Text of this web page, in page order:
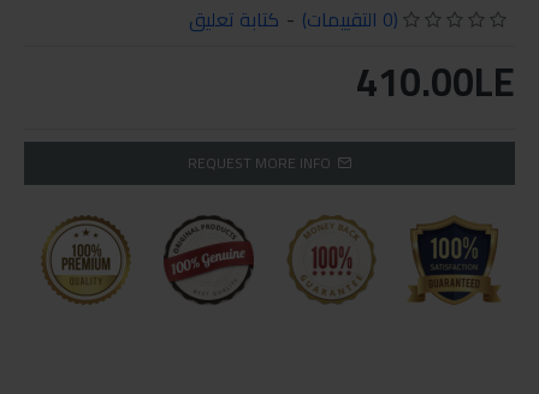
(0 التقييمات) - كتابة تعليق
410.00LE
REQUEST MORE INFO